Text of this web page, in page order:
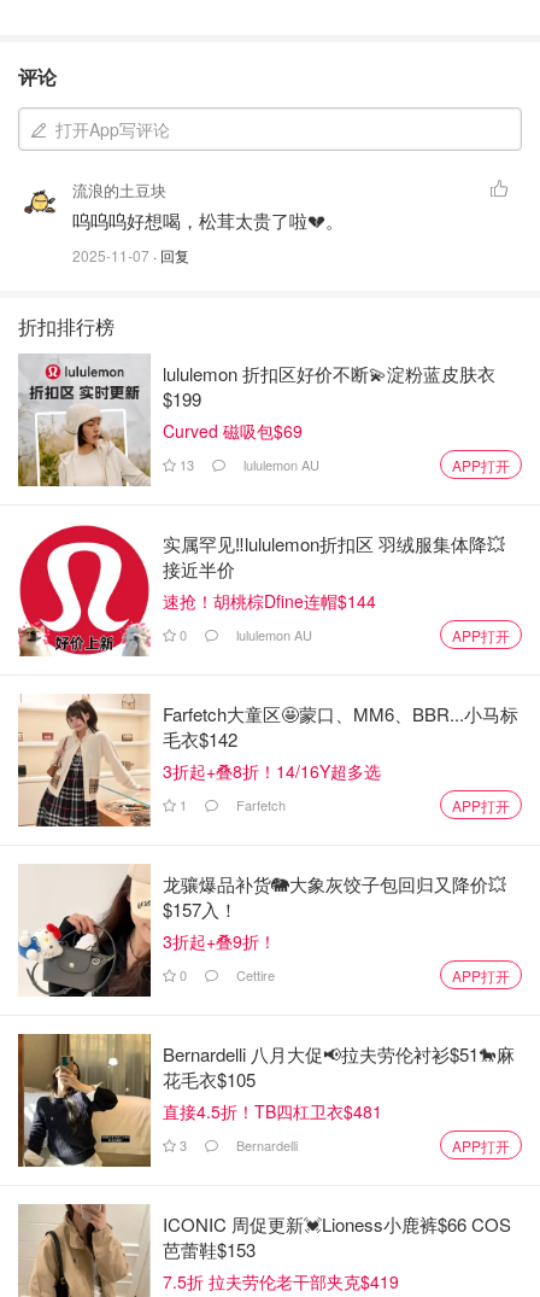
评论
打开App写评论
流浪的土豆块
呜呜呜好想喝，松茸太贵了啦💔。
2025-11-07 · 回复
折扣排行榜
lululemon 折扣区好价不断💫淀粉蓝皮肤衣
$199
Curved 磁吸包$69
13 lululemon AU APP打开
实属罕见‼️lululemon折扣区 羽绒服集体降💥
接近半价
速抢！胡桃棕Dfine连帽$144
0 lululemon AU APP打开
Farfetch大童区🤩蒙口、MM6、BBR...小马标
毛衣$142
3折起+叠8折！14/16Y超多选
1 Farfetch APP打开
龙骧爆品补货🐘大象灰饺子包回归又降价💥
$157入！
3折起+叠9折！
0 Cettire APP打开
Bernardelli 八月大促📢拉夫劳伦衬衫$51🐎麻
花毛衣$105
直接4.5折！TB四杠卫衣$481
3 Bernardelli APP打开
ICONIC 周促更新💓Lioness小鹿裤$66 COS
芭蕾鞋$153
7.5折 拉夫劳伦老干部夹克$419